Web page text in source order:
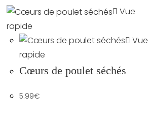
19.50€
Vue
rapide
Vue
rapide
Cœurs de poulet séchés
5.99€